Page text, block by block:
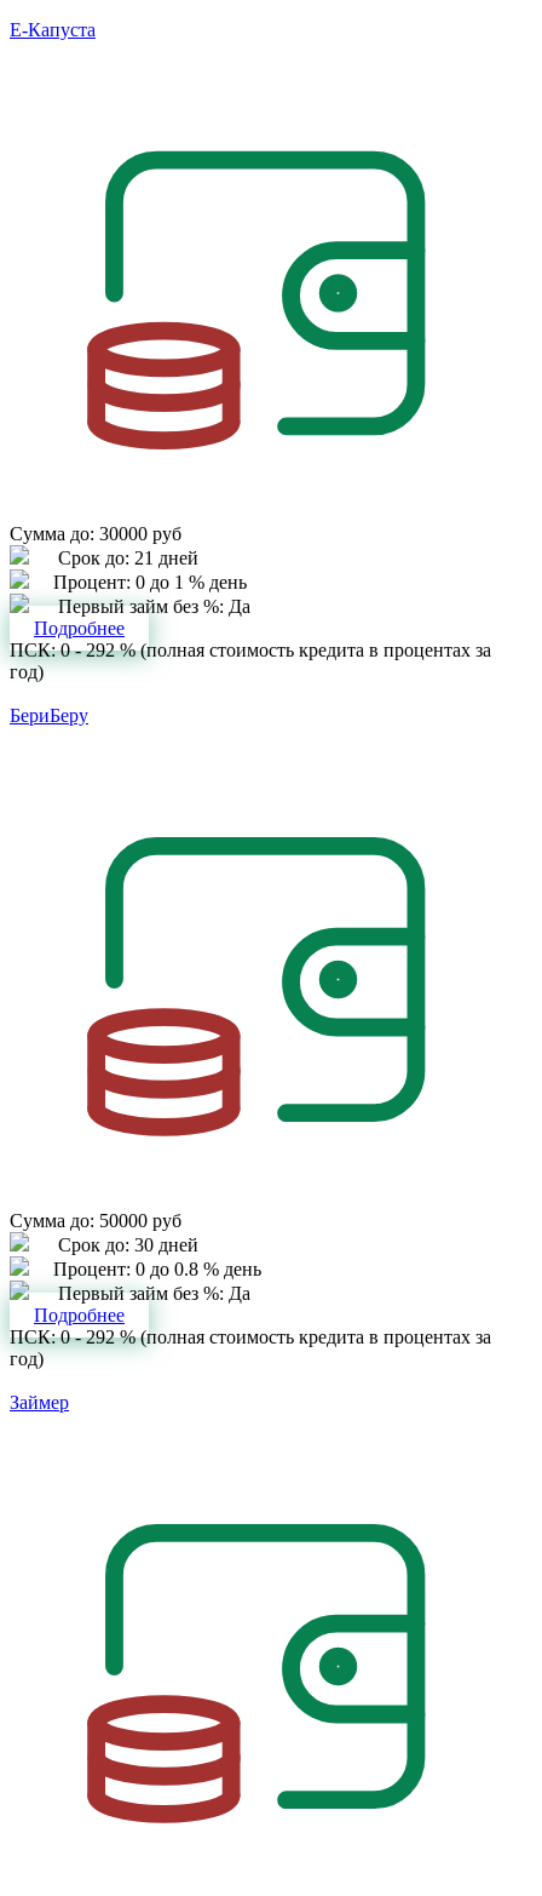
Е-Капуста
Сумма до: 30000 руб
Срок до: 21 дней
Процент: 0 до 1 % день
Первый займ без %: Да
Подробнее
ПСК: 0 - 292 % (полная стоимость кредита в процентах за
год)
БериБеру
Сумма до: 50000 руб
Срок до: 30 дней
Процент: 0 до 0.8 % день
Первый займ без %: Да
Подробнее
ПСК: 0 - 292 % (полная стоимость кредита в процентах за
год)
Займер